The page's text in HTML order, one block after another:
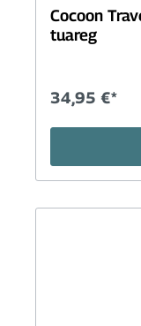
Cocoon
tuareg
34,95 €*